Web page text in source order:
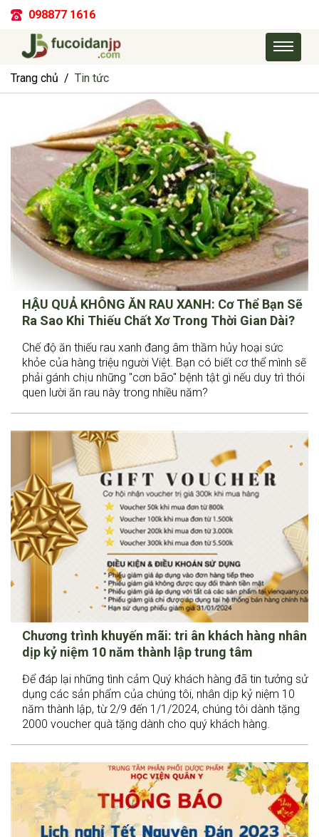
098877 1616
Trang chủ Tin tức
HẬU QUẢ KHÔNG ĂN RAU XANH: Cơ Thể Bạn Sẽ
Ra Sao Khi Thiếu Chất Xơ Trong Thời Gian Dài?
Chế độ ăn thiếu rau xanh đang âm thầm hủy hoại sức
khỏe của hàng triệu người Việt. Bạn có biết cơ thể mình sẽ
phải gánh chịu những "cơn bão" bệnh tật gì nếu duy trì thói
quen lười ăn rau này trong nhiều năm?
Chương trình khuyến mãi: tri ân khách hàng nhân
dịp kỷ niệm 10 năm thành lập trung tâm
Để đáp lại những tình cảm Quý khách hàng đã tin tưởng sử
dụng các sản phẩm của chúng tôi, nhân dịp kỷ niệm 10
năm thành lập, từ 2/9 đến 1/1/2024, chúng tôi dành tặng
2000 voucher quà tặng dành cho quý khách hàng.